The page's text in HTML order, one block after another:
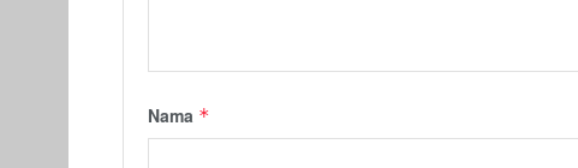
Nama *